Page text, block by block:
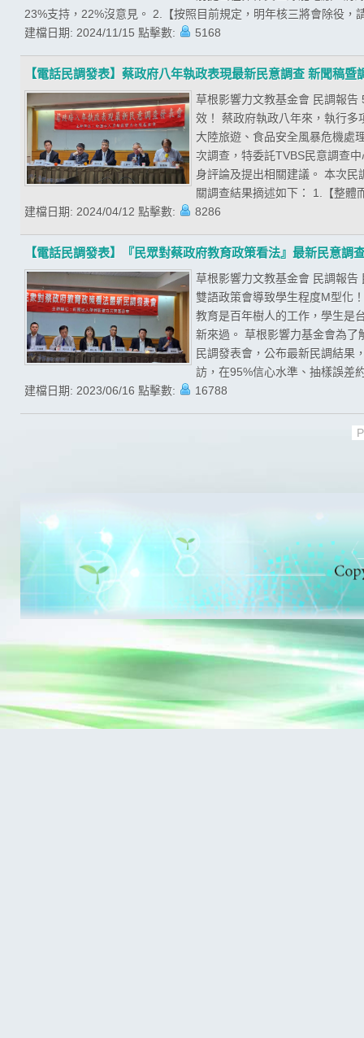
23%支持，22%沒意見。 2.【按照目前規定，明年核三將會除役
建檔日期: 2024/11/15 點擊數: 5168
【電話民調發表】蔡政府八年執政表現最新民意調查 新聞稿暨
草根影響力文教基金會 民調報
效！ 蔡政府執政八年來，執行
大陸旅遊、食品安全風暴危機處
次調查，特委託TVBS民意調查
身評論及提出相關建議。 本次
關調查結果摘述如下： 1.【整
建檔日期: 2024/04/12 點擊數: 8286
【電話民調發表】『民眾對蔡政府教育政策看法』最新民意調
草根影響力文教基金會 民調報
雙語政策會導致學生程度M型化
教育是百年樹人的工作，學生是
新來過。 草根影響力基金會為了
民調發表會，公布最新民調結果
訪，在95%信心水準、抽樣誤差
建檔日期: 2023/06/16 點擊數: 16788